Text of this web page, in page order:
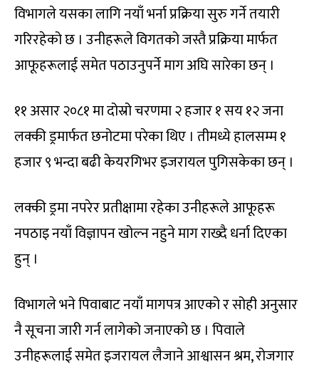
विभागले यसका लागि नयाँ भर्ना प्रक्रिया सुरु गर्ने तयारी
गरिरहेको छ । उनीहरूले विगतको जस्तै प्रक्रिया मार्फत
आफूहरूलाई समेत पठाउनुपर्ने माग अघि सारेका छन् ।
११ असार २०८१ मा दोस्रो चरणमा २ हजार १ सय १२ जना
लक्की ड्रमार्फत छनोटमा परेका थिए । तीमध्ये हालसम्म १
हजार ९ भन्दा बढी केयरगिभर इजरायल पुगिसकेका छन् ।
लक्की ड्रमा नपरेर प्रतीक्षामा रहेका उनीहरूले आफूहरू
नपठाइ नयाँ विज्ञापन खोल्न नहुने माग राख्दै धर्ना दिएका
हुन् ।
विभागले भने पिवाबाट नयाँ मागपत्र आएको र सोही अनुसार
नै सूचना जारी गर्न लागेको जनाएको छ । पिवाले
उनीहरूलाई समेत इजरायल लैजाने आश्वासन श्रम, रोजगार